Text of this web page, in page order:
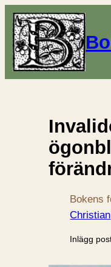
Bokens
Christian
Inlägg